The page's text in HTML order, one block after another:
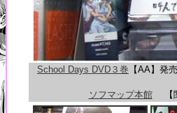
School Days DVD３巻 【AA】発
ソフマップ本館【関